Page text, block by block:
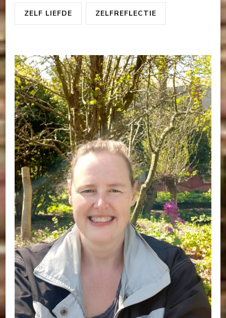
ZELF LIEFDE ZELFREFLECTIE